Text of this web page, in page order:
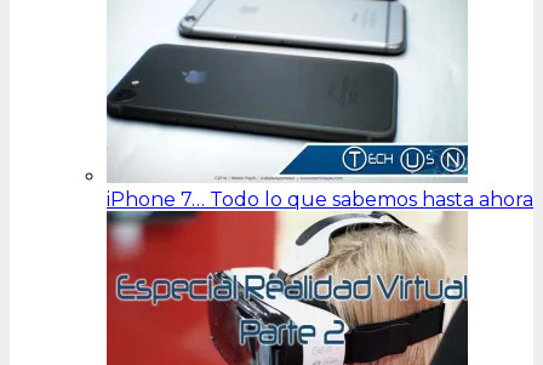
iPhone 7… Todo lo que sabemos hasta ahora